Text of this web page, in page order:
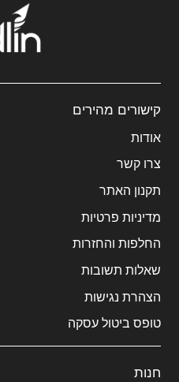
קישורים מהירים
אודות
צרו קשר
תקנון האתר
מדיניות פרטיות
החלפות והחזרות
שאלות תשובות
הצהרת נגישות
טופס ביטול עסקה
חנות